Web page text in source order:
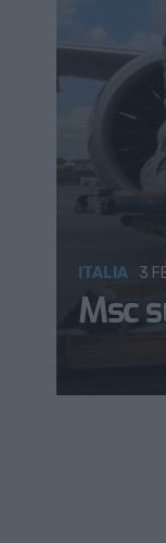
Msc
ITALIA 3